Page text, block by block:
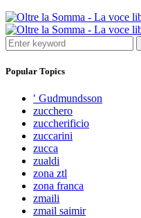
Popular Topics
′ Gudmundsson
zucchero
zuccherificio
zuccarini
zucca
zualdi
zona ztl
zona franca
zmaili
zmail saimir